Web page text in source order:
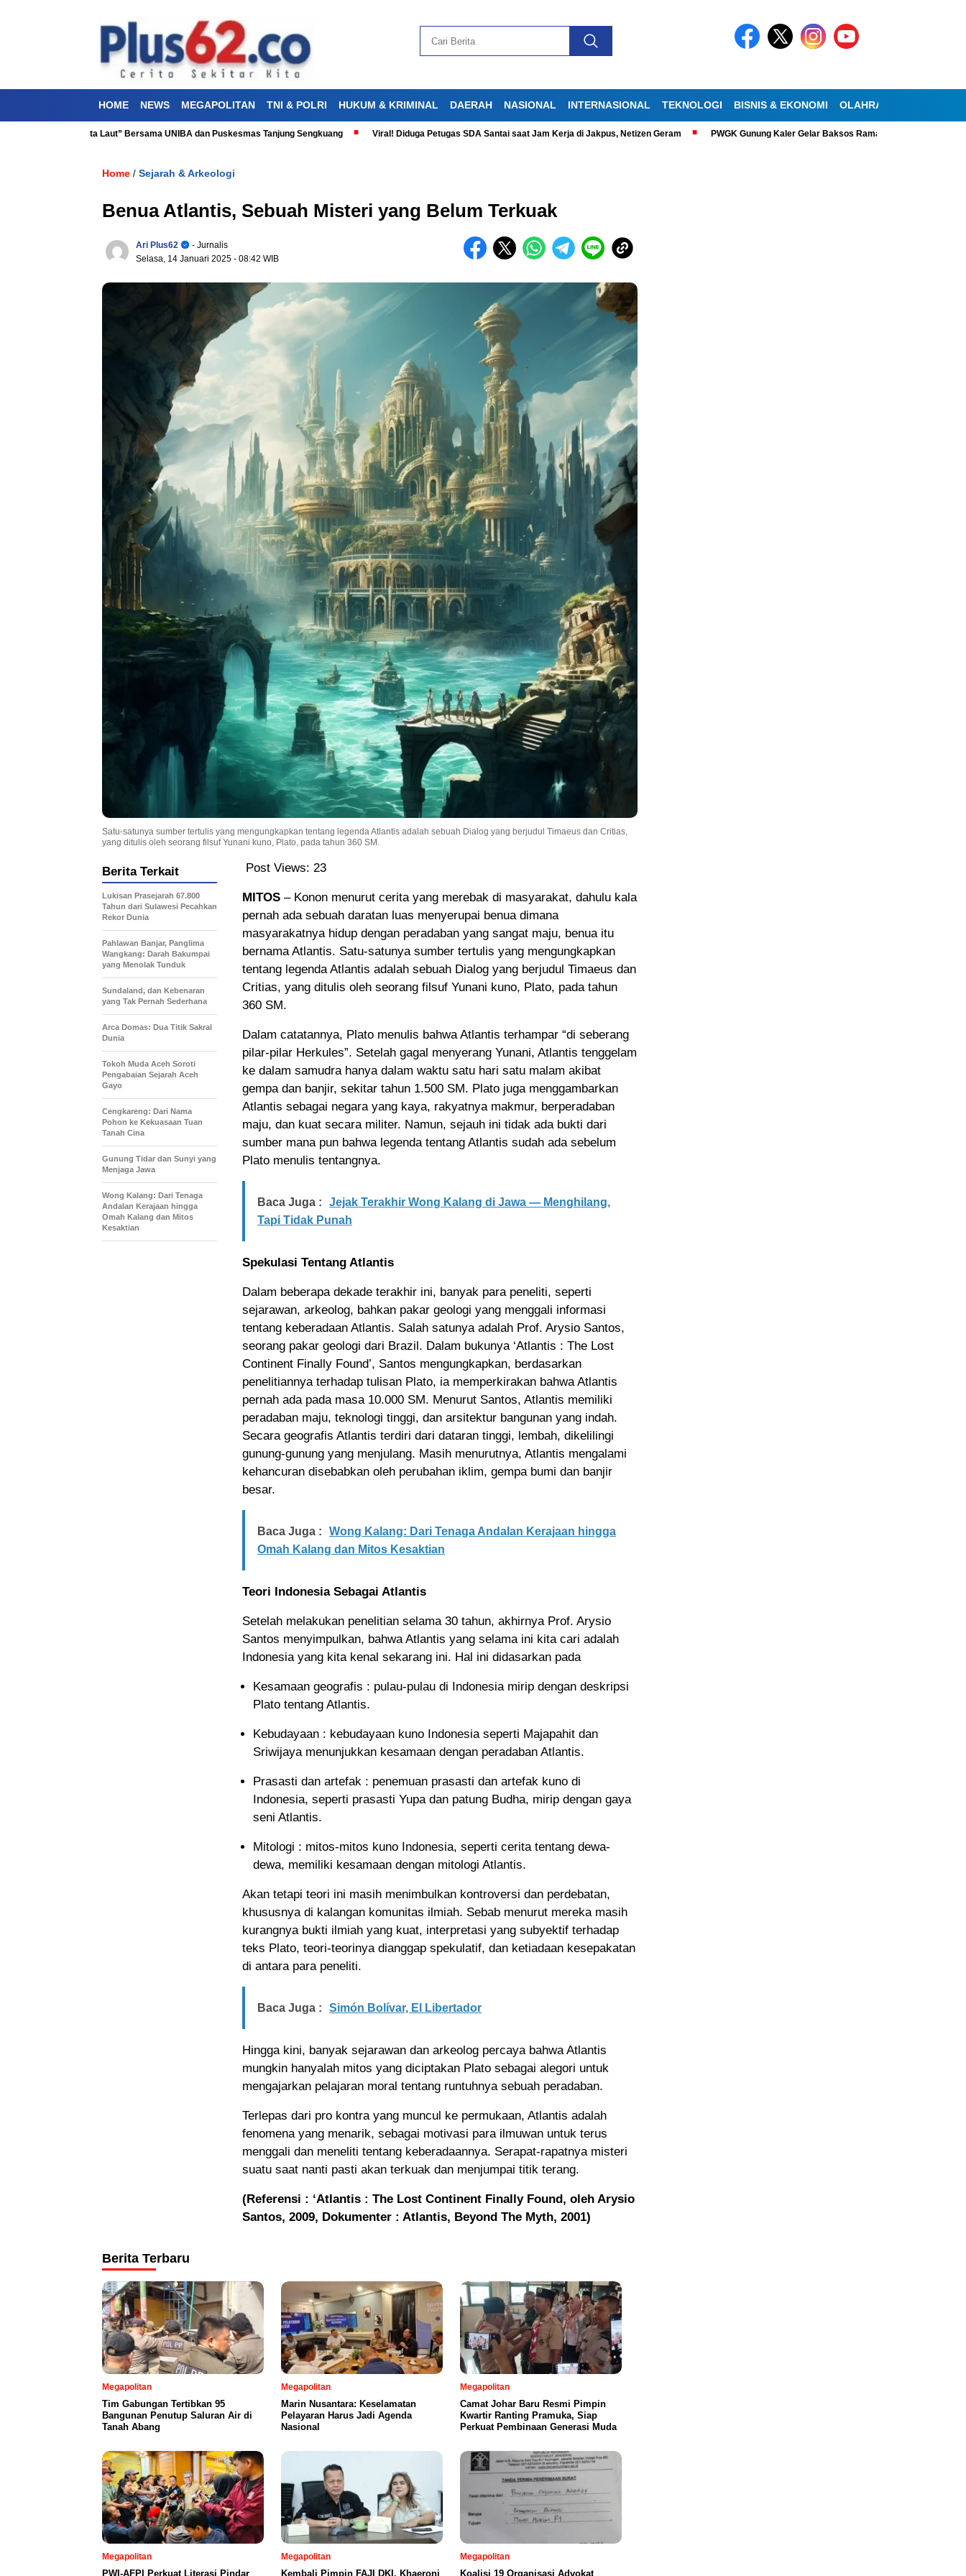
HOME NEWS MEGAPOLITAN TNI & POLRI HUKUM & KRIMINAL DAERAH NASIONAL INTERNASIONAL TEKNOLOGI BISNIS & EKONOMI OLAHRAGA
“Aku Cinta Laut” Bersama UNIBA dan Puskesmas Tanjung Sengkuang Viral! Diduga Petugas SDA Santai saat Jam Kerja di Jakpus, Netizen Geram PWGK Gunung Kaler Gelar Baksos Ramadan, Bantu Lansia Tunanetra di
Home / Sejarah & Arkeologi
Benua Atlantis, Sebuah Misteri yang Belum Terkuak
Ari Plus62
- Jurnalis
Selasa, 14 Januari 2025 - 08:42 WIB
Satu-satunya sumber tertulis yang mengungkapkan tentang legenda Atlantis adalah sebuah Dialog yang berjudul Timaeus dan Critias,
yang ditulis oleh seorang filsuf Yunani kuno, Plato, pada tahun 360 SM.
Post Views: 23
MITOS – Konon menurut cerita yang merebak di masyarakat, dahulu kala
pernah ada sebuah daratan luas menyerupai benua dimana
masyarakatnya hidup dengan peradaban yang sangat maju, benua itu
bernama Atlantis. Satu-satunya sumber tertulis yang mengungkapkan
tentang legenda Atlantis adalah sebuah Dialog yang berjudul Timaeus dan
Critias, yang ditulis oleh seorang filsuf Yunani kuno, Plato, pada tahun
360 SM.
Dalam catatannya, Plato menulis bahwa Atlantis terhampar “di seberang
pilar-pilar Herkules”. Setelah gagal menyerang Yunani, Atlantis tenggelam
ke dalam samudra hanya dalam waktu satu hari satu malam akibat
gempa dan banjir, sekitar tahun 1.500 SM. Plato juga menggambarkan
Atlantis sebagai negara yang kaya, rakyatnya makmur, berperadaban
maju, dan kuat secara militer. Namun, sejauh ini tidak ada bukti dari
sumber mana pun bahwa legenda tentang Atlantis sudah ada sebelum
Plato menulis tentangnya.
Baca Juga :
Jejak Terakhir Wong Kalang di Jawa — Menghilang,
Tapi Tidak Punah
Spekulasi Tentang Atlantis
Dalam beberapa dekade terakhir ini, banyak para peneliti, seperti
sejarawan, arkeolog, bahkan pakar geologi yang menggali informasi
tentang keberadaan Atlantis. Salah satunya adalah Prof. Arysio Santos,
seorang pakar geologi dari Brazil. Dalam bukunya ‘Atlantis : The Lost
Continent Finally Found’, Santos mengungkapkan, berdasarkan
penelitiannya terhadap tulisan Plato, ia memperkirakan bahwa Atlantis
pernah ada pada masa 10.000 SM. Menurut Santos, Atlantis memiliki
peradaban maju, teknologi tinggi, dan arsitektur bangunan yang indah.
Secara geografis Atlantis terdiri dari dataran tinggi, lembah, dikelilingi
gunung-gunung yang menjulang. Masih menurutnya, Atlantis mengalami
kehancuran disebabkan oleh perubahan iklim, gempa bumi dan banjir
besar.
Baca Juga :
Wong Kalang: Dari Tenaga Andalan Kerajaan hingga
Omah Kalang dan Mitos Kesaktian
Teori Indonesia Sebagai Atlantis
Setelah melakukan penelitian selama 30 tahun, akhirnya Prof. Arysio
Santos menyimpulkan, bahwa Atlantis yang selama ini kita cari adalah
Indonesia yang kita kenal sekarang ini. Hal ini didasarkan pada
Kesamaan geografis : pulau-pulau di Indonesia mirip dengan deskripsi
Plato tentang Atlantis.
Kebudayaan : kebudayaan kuno Indonesia seperti Majapahit dan
Sriwijaya menunjukkan kesamaan dengan peradaban Atlantis.
Prasasti dan artefak : penemuan prasasti dan artefak kuno di
Indonesia, seperti prasasti Yupa dan patung Budha, mirip dengan gaya
seni Atlantis.
Mitologi : mitos-mitos kuno Indonesia, seperti cerita tentang dewa-
dewa, memiliki kesamaan dengan mitologi Atlantis.
Akan tetapi teori ini masih menimbulkan kontroversi dan perdebatan,
khususnya di kalangan komunitas ilmiah. Sebab menurut mereka masih
kurangnya bukti ilmiah yang kuat, interpretasi yang subyektif terhadap
teks Plato, teori-teorinya dianggap spekulatif, dan ketiadaan kesepakatan
di antara para peneliti.
Baca Juga : Simón Bolívar, El Libertador
Hingga kini, banyak sejarawan dan arkeolog percaya bahwa Atlantis
mungkin hanyalah mitos yang diciptakan Plato sebagai alegori untuk
mengajarkan pelajaran moral tentang runtuhnya sebuah peradaban.
Terlepas dari pro kontra yang muncul ke permukaan, Atlantis adalah
fenomena yang menarik, sebagai motivasi para ilmuwan untuk terus
menggali dan meneliti tentang keberadaannya. Serapat-rapatnya misteri
suatu saat nanti pasti akan terkuak dan menjumpai titik terang.
(Referensi : ‘Atlantis : The Lost Continent Finally Found, oleh Arysio
Santos, 2009, Dokumenter : Atlantis, Beyond The Myth, 2001)
Berita Terkait
Lukisan Prasejarah 67.800
Tahun dari Sulawesi Pecahkan
Rekor Dunia
Pahlawan Banjar, Panglima
Wangkang: Darah Bakumpai
yang Menolak Tunduk
Sundaland, dan Kebenaran
yang Tak Pernah Sederhana
Arca Domas: Dua Titik Sakral
Dunia
Tokoh Muda Aceh Soroti
Pengabaian Sejarah Aceh
Gayo
Cengkareng: Dari Nama
Pohon ke Kekuasaan Tuan
Tanah Cina
Gunung Tidar dan Sunyi yang
Menjaga Jawa
Wong Kalang: Dari Tenaga
Andalan Kerajaan hingga
Omah Kalang dan Mitos
Kesaktian
Berita Terbaru
Megapolitan
Tim Gabungan Tertibkan 95
Bangunan Penutup Saluran Air di
Tanah Abang
Megapolitan
Marin Nusantara: Keselamatan
Pelayaran Harus Jadi Agenda
Nasional
Megapolitan
Camat Johar Baru Resmi Pimpin
Kwartir Ranting Pramuka, Siap
Perkuat Pembinaan Generasi Muda
Megapolitan
PWI-AFPI Perkuat Literasi Pindar
Megapolitan
Kembali Pimpin FAJI DKI, Khaeroni
Megapolitan
Koalisi 19 Organisasi Advokat